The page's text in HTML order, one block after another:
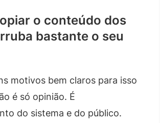
o conteúdo dos
bastante o seu
motivos bem claros para isso
é só opinião. É
do sistema e do público.